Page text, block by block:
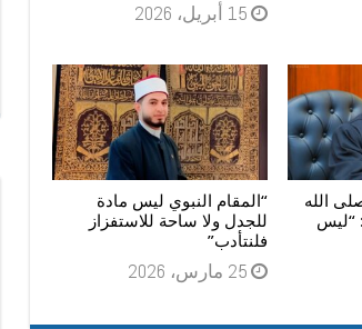
15 أبريل، 2026
الله
“ليس
“المقام النبوي ليس مادة
للجدل ولا ساحة للاستفزاز
فلنتأدب”
25 مارس، 2026